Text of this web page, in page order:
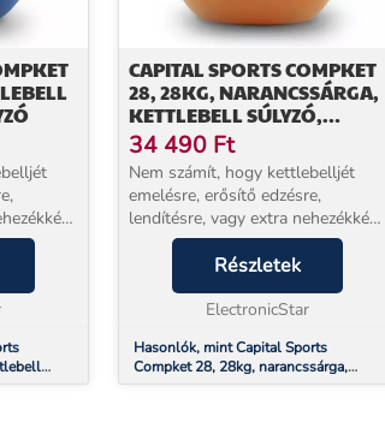
test
CAPITAL SPORTS COMPKET
28, 28KG, NARANCSSÁRGA,
KETTLEBELL SÚLYZÓ,
GÖMBSÚLYZÓ
34 490 Ft
Nem számít, hogy kettlebelljét
emelésre, erősítő edzésre,
lendítésre, vagy extra nehezékként
használja – a Capital Sports
Compket Competition egy
sokoldalú eszköz az egész test
teljesítményének növelé...
Részletek
ElectronicStar
Hasonlók, mint Capital Sports
Compket 28, 28kg, narancssárga,
kettlebell súlyzó, gömbsúlyzó